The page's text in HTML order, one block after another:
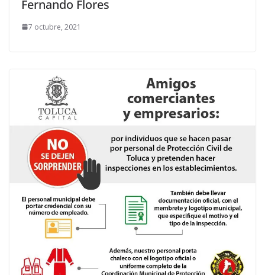
Fernando Flores
7 octubre, 2021